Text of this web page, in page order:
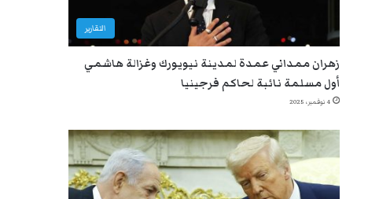
التقارير
زهران ممداني عمدة لمدينة نيويورك وغزالة هاشمي
أول مسلمة نائبة لحاكم فرجينيا
4 نوفمبر، 2025